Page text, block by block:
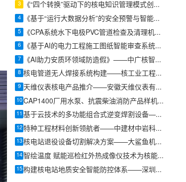
3 《“四个转换”驱动下的核电知识管理模式创新实践》——福建宁德核电有限公司文档主曾工程师苏方伟
4 《基于“运行大数据分析”的安全预警与智能运维系统》——大唐潜江清洁能源有限公司慧唐储能电站负责人戴迎根
5 《CPA系统水下电极PVC管道检查及清理机器人》——中广核核电运营有限公司发电机主任工程师陈俊达
6 《基于AI的电力工程施工图纸智能审查系统》——国能河北沧东发电有限责任公司北京构力科技有限公司 BIM曾理咨询罗晟威
7 《AI助力安质环领域防造假》——中广核智能科技(深圳)有限责任公司工程师黄创涛
8 核电管道无人焊接系统构建——核工业工程研究设计有限公司焊接研究所特种焊接研究中心副主任任静心
9 天维仪表核电产品推介——安徽天维仪表有限公司销售总监周文文
10 CAP1400厂用水泵、抗震柴油消防产品样机研制与应用——湖南耐普泵业股份有限公司总裁周红
11 基于云技术的多功能组合式逆变焊割设备——深圳市佳士科技股份有限公司佳士工业总经理韩建
12 特种工程材料创新领航者——中建材中岩科技有限公司北京分公司副总经理霍海洋
13 核电站退役设备切割解决方案——大鲨鱼机械科技核退役事业部吴清祥
14 智绘温度 赋能巡检红外热成像仪技术为核能巡检注入新力量——优利德科技(中国)股份有限公司产品经理廖加廷
15 构建核电站地质安全智能防控体系——深圳市安泰数据监测科技有限公司技术总监李娜